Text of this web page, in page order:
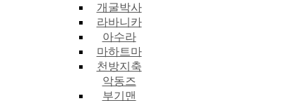
개굴박사
라바니카
아수라
마하트마
천방지축
악동즈
부기맨